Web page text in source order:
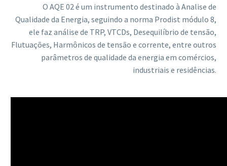
O AQE 02 é um instrumento destinado à Analise de
Qualidade da Energia, seguindo a norma Prodist módulo 8,
ele faz análise de TRP, VTCDs, Desequilíbrio de tensão,
Flutuações, Harmônicos de tensão e corrente, entre outros
parâmetros de qualidade da energia em comércios,
industriais e residências.